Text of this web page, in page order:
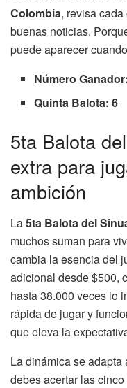
Colombia, revisa
buenas noticias.
puede aparecer
Número
Quinta Balota: 6
5ta Balota
extra para
ambición
La5ta Balota del
muchos suman para
cambia la esencia del
adicional desde $500,
hasta 38.000 veces lo
rápida de jugar y
que eleva la
La dinámica se adapta
debes acertar las